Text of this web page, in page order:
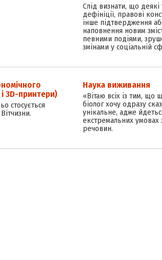
Слід визнати, що деякі
дефініції, правові
інше підтвердження
наповнення новим
певними подіями,
змінами у соціальній
3D-принтери)
стосується
Наука виживання
«Вітаю всіх із тим, що
біолог хочу одразу
унікальне, адже
екстремальних умовах
речовин.